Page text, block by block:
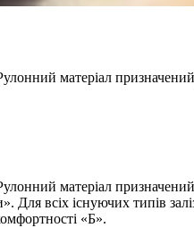
матеріал
матеріал призначений
всіх існуючих типів
«Б».